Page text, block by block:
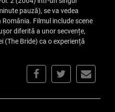
pauză), se va vedea
Filmul include scene
diferită a unor secvențe,
(The Bride) ca o experiență